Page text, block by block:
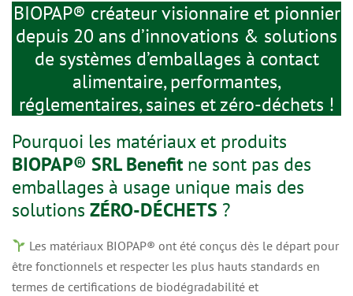
BIOPAP® créateur visionnaire et pionnier
depuis 20 ans d’innovations & solutions
de systèmes d’emballages à contact
alimentaire, performantes,
réglementaires, saines et zéro-déchets !
Pourquoi les matériaux et produits
BIOPAP® SRL Benefitne sont pas des
emballages à usage unique mais des
solutions ZÉRO-DÉCHETS ?
Les matériaux BIOPAP® ont été conçus dès le départ pour
être fonctionnels et respecter les plus hauts standards en
termes de certifications de biodégradabilité et